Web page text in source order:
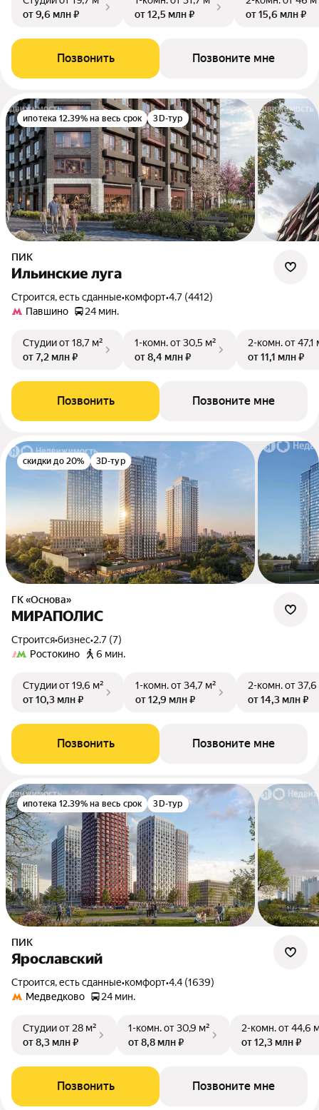
от 9,6 млн ₽
от 12,5 млн ₽
от 15,6 млн ₽
Позвонить Позвоните мне
ипотека 12.39% на весь срок 3D-тур
ПИК
Ильинские луга
Строится, есть сданные•комфорт•4.7 (4412)
Павшино
24 мин.
Студииот 18,7 м²
от 7,2 млн ₽
1-комн.от 30,5 м²
от 8,4 млн ₽
2-комн.от 47,1
от 11,1 млн ₽
Позвонить Позвоните мне
скидки до 20% 3D-тур
ГК «Основа»
МИРАПОЛИС
Строится•бизнес•2.7 (7)
Ростокино
6 мин.
Студииот 19,6 м²
от 10,3 млн ₽
1-комн.от 34,7 м²
от 12,9 млн ₽
2-комн.от 37,6
от 14,3 млн ₽
Позвонить Позвоните мне
ипотека 12.39% на весь срок 3D-тур
ПИК
Ярославский
Строится, есть сданные•комфорт•4.4 (1639)
Медведково
24 мин.
Студииот 28 м²
от 8,3 млн ₽
1-комн.от 30,9 м²
от 8,8 млн ₽
2-комн.от 44,6
от 12,3 млн ₽
Позвонить Позвоните мне